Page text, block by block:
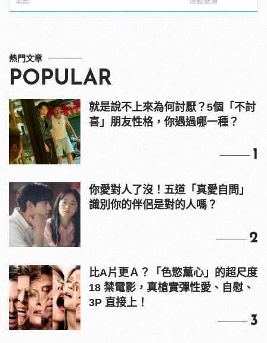
熱門文章
POPULAR
就是說不上來為何討厭？5個「不討
喜」朋友性格，你遇過哪一種？
1
你愛對人了沒！五道「真愛自問」
識別你的伴侶是對的人嗎？
2
比A片更Ａ？「色慾薰心」的超尺度
18 禁電影，真槍實彈性愛、自慰、
3P 直接上！
3